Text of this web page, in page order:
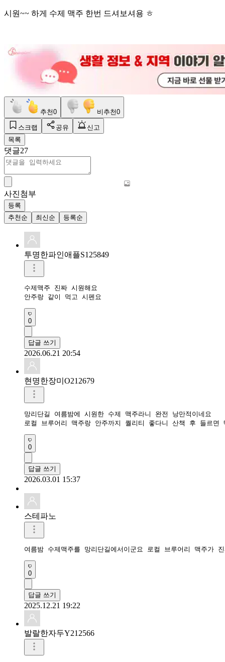
시원~~ 하게 수제 맥주 한번 드셔보셔용 ㅎ
추천0 비추천0
스크랩 공유
신고
목록
댓글27
사진첨부
등록
추천순
최신순 등록순
투명한파인애플S125849
수제맥주 진짜 시원해요
안주랑 같이 먹고 시펜요
0
답글 쓰기
2026.06.21 20:54
현명한장미O212679
망리단길 여름밤에 시원한 수제 맥주라니 완전 낭만적이네요
0
답글 쓰기
2026.03.01 15:37
스테파노
여름밤 수제맥주를 망리단길에서이군요 로컬 브루어리 맥주가
0
답글 쓰기
2025.12.21 19:22
발랄한자두Y212566